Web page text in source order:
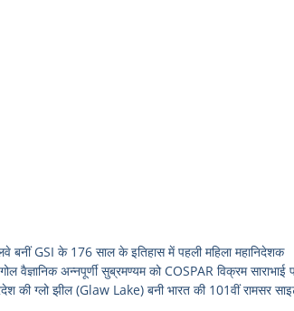
GSI के 176 साल के इतिहास में पहली महिला महानिदेशक
अन्नपूर्णी सुब्रमण्यम को COSPAR विक्रम साराभाई
ग्लो झील (Glaw Lake) बनी भारत की 101वीं रामसर